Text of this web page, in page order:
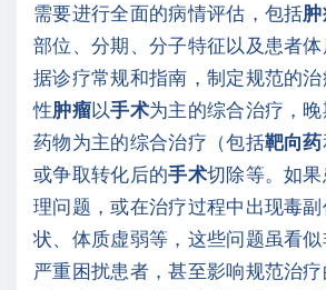
需要进行全面的病情评估，包括
部位、分期、分子特征以及患者
据诊疗常规和指南，制定规范的
性肿瘤以手术为主的综合治疗，
药物为主的综合治疗（包括靶向药
或争取转化后的手术切除等。如
理问题，或在治疗过程中出现毒
状、体质虚弱等，这些问题虽看
严重困扰患者，甚至影响规范治